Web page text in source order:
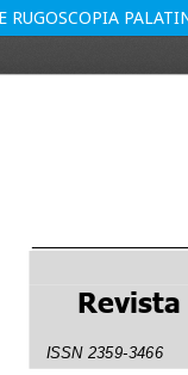
RUGOSCOPIA